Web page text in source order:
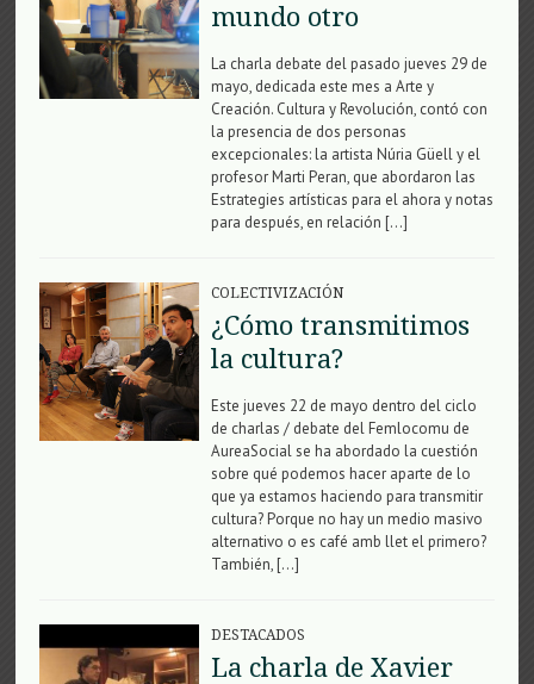
mundo otro
La charla debate del pasado jueves 29 de
mayo, dedicada este mes a Arte y
Creación. Cultura y Revolución, contó con
la presencia de dos personas
excepcionales: la artista Núria Güell y el
profesor Marti Peran, que abordaron las
Estrategies artísticas para el ahora y notas
para después, en relación […]
COLECTIVIZACIÓN
¿Cómo transmitimos
la cultura?
Este jueves 22 de mayo dentro del ciclo
de charlas / debate del Femlocomu de
AureaSocial se ha abordado la cuestión
sobre qué podemos hacer aparte de lo
que ya estamos haciendo para transmitir
cultura? Porque no hay un medio masivo
alternativo o es café amb llet el primero?
También, […]
DESTACADOS
La charla de Xavier